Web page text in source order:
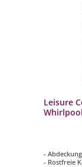
Leisure
-
- Rostfreie